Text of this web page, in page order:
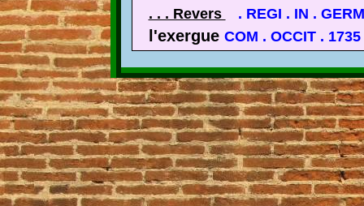
. . . Revers
. REGI . IN .
l'exergue COM . OCCIT . 1735